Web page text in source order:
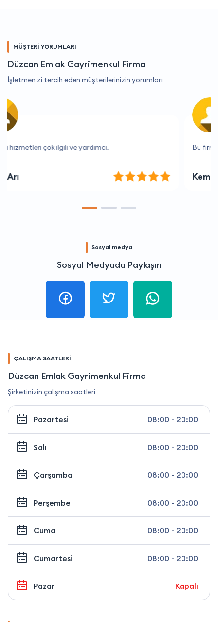
MÜŞTERİ YORUMLARI
Düzcan Emlak Gayrimenkul Firma
İşletmenizi tercih eden müşterilerinizin yorumları
Bu firma işini gerçekten çok iyi yapıyor.
Kemal Ergin
Sosyal medya
Sosyal Medyada Paylaşın
ÇALIŞMA SAATLERİ
Düzcan Emlak Gayrimenkul Firma
Şirketinizin çalışma saatleri
Pazartesi 08:00 - 20:00
Salı 08:00 - 20:00
Çarşamba 08:00 - 20:00
Perşembe 08:00 - 20:00
Cuma 08:00 - 20:00
Cumartesi 08:00 - 20:00
Pazar Kapalı